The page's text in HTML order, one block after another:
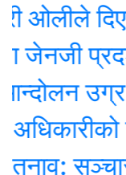
दिए
उग्र: